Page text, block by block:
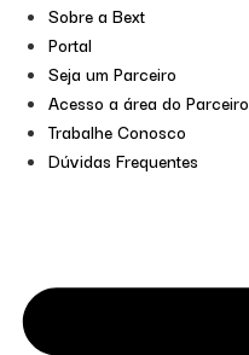
Sobre a Bext
Portal
Seja um Parceiro
Acesso a área do Parceiro
Trabalhe Conosco
Dúvidas Frequentes